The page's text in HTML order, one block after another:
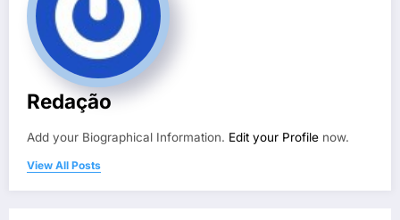
Redação
Add your Biographical Information. Edit your Profile now.
View All Posts